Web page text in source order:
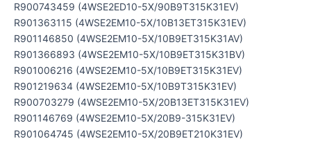
R900743459 (4WSE2ED10-5X/90B9T315K31EV)
R901363115 (4WSE2EM10-5X/10B13ET315K31EV)
R901146850 (4WSE2EM10-5X/10B9ET315K31AV)
R901366893 (4WSE2EM10-5X/10B9ET315K31BV)
R901006216 (4WSE2EM10-5X/10B9ET315K31EV)
R901219634 (4WSE2EM10-5X/10B9T315K31EV)
R900703279 (4WSE2EM10-5X/20B13ET315K31EV)
R901146769 (4WSE2EM10-5X/20B9-315K31EV)
R901064745 (4WSE2EM10-5X/20B9ET210K31EV)